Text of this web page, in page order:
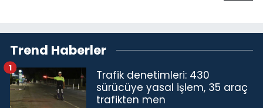
Trend Haberler
Trafik denetimleri: 430
sürücüye yasal işlem, 35 araç
trafikten men
1